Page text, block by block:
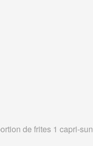
de frites 1 capri-sun